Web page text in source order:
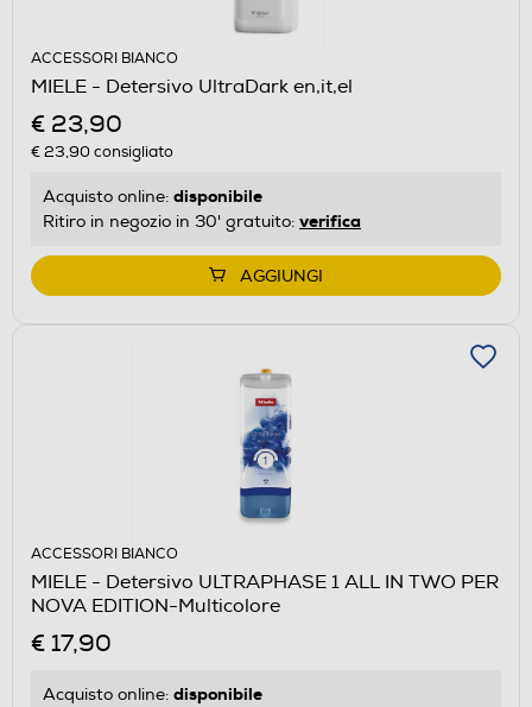
ACCESSORI BIANCO
MIELE - Detersivo UltraDark en,it,el
€ 23,90
€ 23,90consigliato
Acquisto online: disponibile
Ritiro in negozio in 30' gratuito: verifica
AGGIUNGI
ACCESSORI BIANCO
MIELE - Detersivo ULTRAPHASE 1 ALL IN TWO PER
NOVA EDITION-Multicolore
€ 17,90
Acquisto online: disponibile